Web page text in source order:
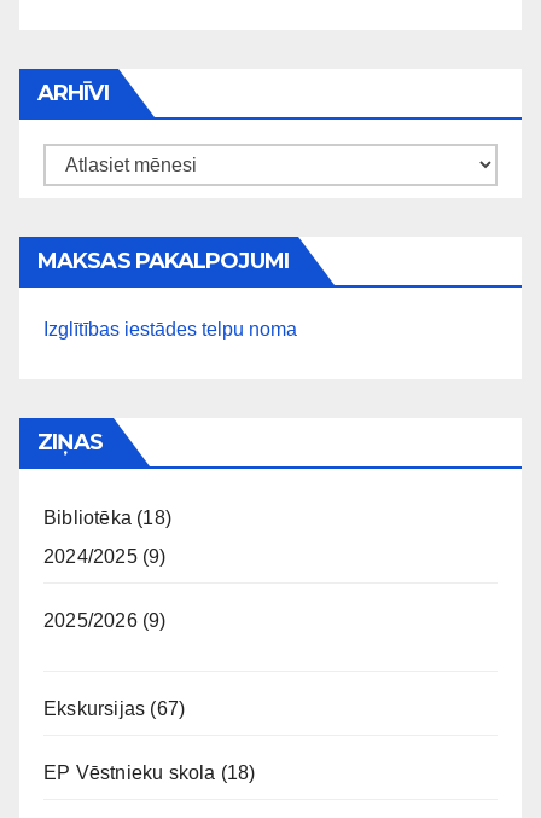
ARHĪVI
Arhīvi
MAKSAS PAKALPOJUMI
Izglītības iestādes telpu noma
ZIŅAS
Bibliotēka (18)
2024/2025(9)
2025/2026(9)
Ekskursijas (67)
EP Vēstnieku skola (18)